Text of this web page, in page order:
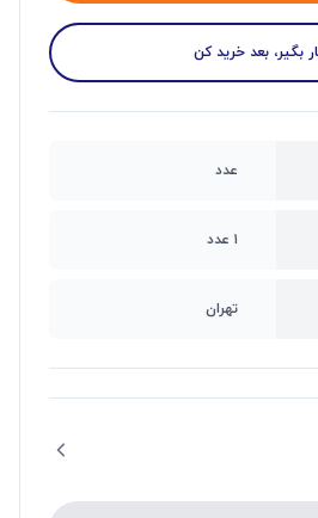
بگیر، بعد خرید کن
عدد
۱ عدد
تهران